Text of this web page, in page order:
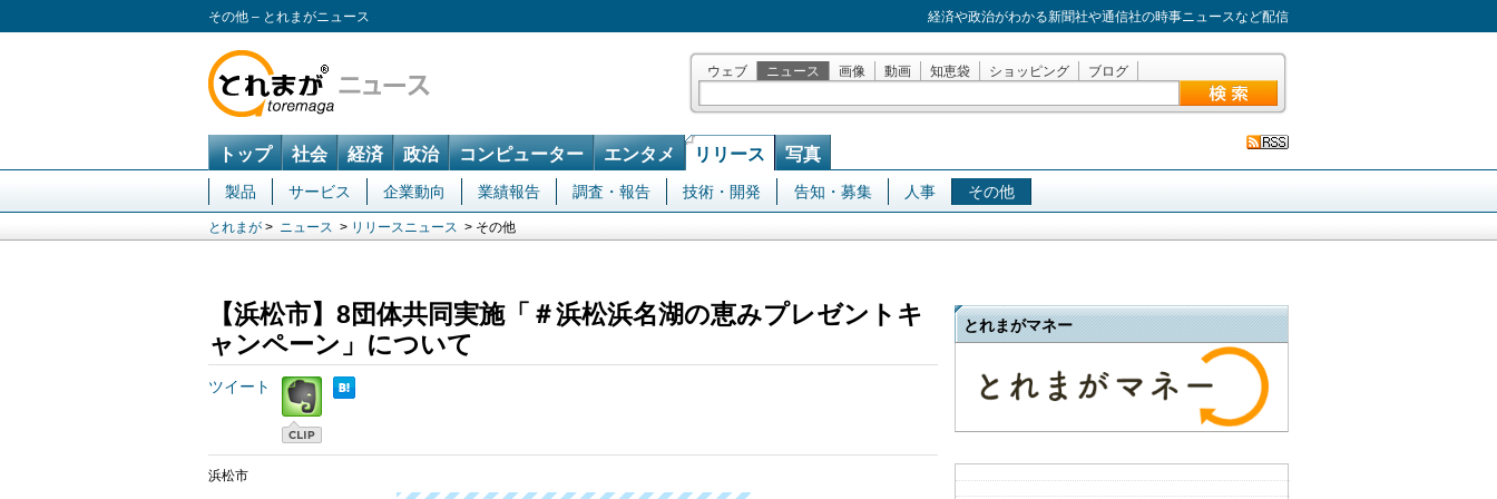
その他 – とれまがニュース 経済や政治がわかる新聞社や通信社の時事ニュースなど配信
ウェブ ニュース 画像 動画 知恵袋 ショッピング ブログ
トップ 社会 経済 政治 コンピューター エンタメ リリース 写真
製品 サービス 企業動向 業績報告 調査・報告 技術・開発 告知・募集 人事 その他
とれまが > ニュース > リリースニュース > その他
【浜松市】8団体共同実施「＃浜松浜名湖の恵みプレゼントキ
ャンペーン」について
ツイート
浜松市
とれまがマネー